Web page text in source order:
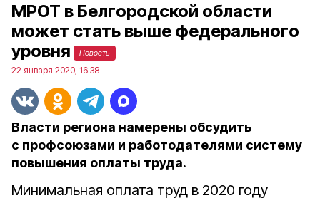
МРОТ в Белгородской области
может стать выше федерального
уровня
Новость
22 января 2020, 16:38
Власти региона намерены обсудить
с профсоюзами и работодателями систему
повышения оплаты труда.
Минимальная оплата труд в 2020 году